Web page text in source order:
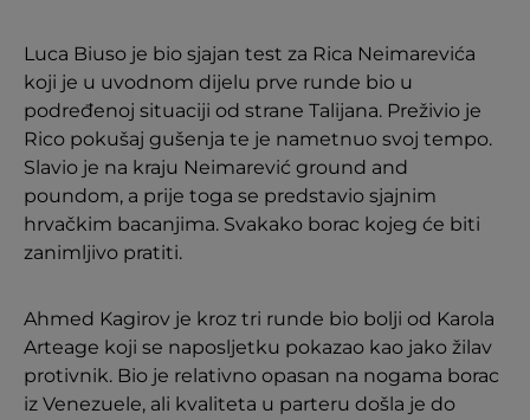
Luca Biuso je bio sjajan test za Rica Neimarevića
koji je u uvodnom dijelu prve runde bio u
podređenoj situaciji od strane Talijana. Preživio je
Rico pokušaj gušenja te je nametnuo svoj tempo.
Slavio je na kraju Neimarević ground and
poundom, a prije toga se predstavio sjajnim
hrvačkim bacanjima. Svakako borac kojeg će biti
zanimljivo pratiti.
Ahmed Kagirov je kroz tri runde bio bolji od Karola
Arteage koji se naposljetku pokazao kao jako žilav
protivnik. Bio je relativno opasan na nogama borac
iz Venezuele, ali kvaliteta u parteru došla je do